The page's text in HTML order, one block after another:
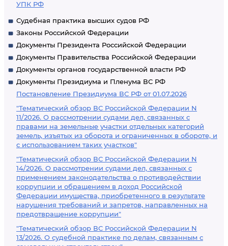
УПК РФ
Судебная практика высших судов РФ
Законы Российской Федерации
Документы Президента Российской Федерации
Документы Правительства Российской Федерации
Документы органов государственной власти РФ
Документы Президиума и Пленума ВС РФ
Постановление Президиума ВС РФ от 01.07.2026
"Тематический обзор ВС Российской Федерации N
11/2026. О рассмотрении судами дел, связанных с
правами на земельные участки отдельных категорий
земель, изъятых из оборота и ограниченных в обороте, и
с использованием таких участков"
"Тематический обзор ВС Российской Федерации N
14/2026. О рассмотрении судами дел, связанных с
применением законодательства о противодействии
коррупции и обращением в доход Российской
Федерации имущества, приобретенного в результате
нарушения требований и запретов, направленных на
предотвращение коррупции"
"Тематический обзор ВС Российской Федерации N
13/2026. О судебной практике по делам, связанным с